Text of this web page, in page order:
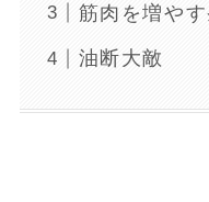
筋肉を増や
油断大敵